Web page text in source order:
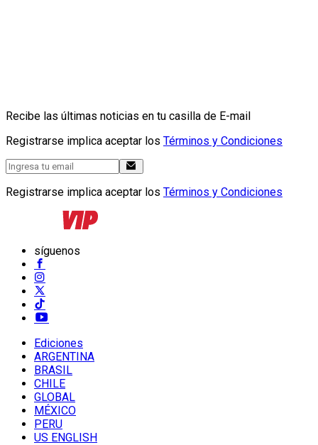
Recibe las últimas noticias en tu casilla de E-mail
Registrarse implica aceptar los Términos y Condiciones
Registrarse implica aceptar los Términos y Condiciones
síguenos
Ediciones
ARGENTINA
BRASIL
CHILE
GLOBAL
MÉXICO
PERU
US ENGLISH